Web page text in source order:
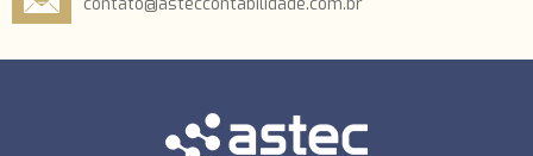
contato@asteccontabilidade.com.br